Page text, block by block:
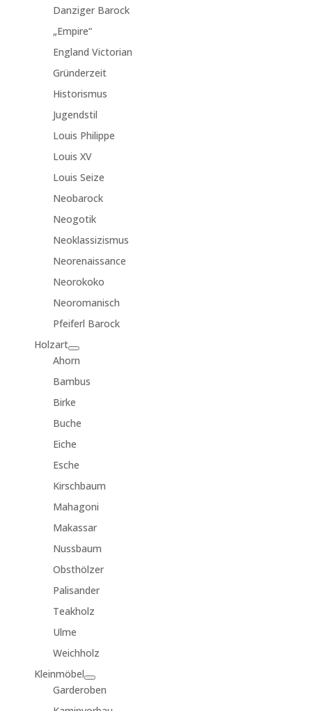
Danziger Barock
„Empire“
England Victorian
Gründerzeit
Historismus
Jugendstil
Louis Philippe
Louis XV
Louis Seize
Neobarock
Neogotik
Neoklassizismus
Neorenaissance
Neorokoko
Neoromanisch
Pfeiferl Barock
Holzart
Ahorn
Bambus
Birke
Buche
Eiche
Esche
Kirschbaum
Mahagoni
Makassar
Nussbaum
Obsthölzer
Palisander
Teakholz
Ulme
Weichholz
Kleinmöbel
Garderoben